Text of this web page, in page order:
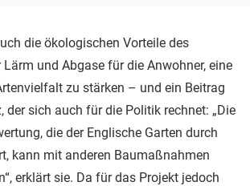
die ökologischen Vorteile des
Lärm und Abgase für die Anwohner, eine
zu stärken – und ein Beitrag
der sich auch für die Politik rechnet: „Die
die der Englische Garten durch
kann mit anderen Baumaßnahmen
erklärt sie. Da für das Projekt jedoch